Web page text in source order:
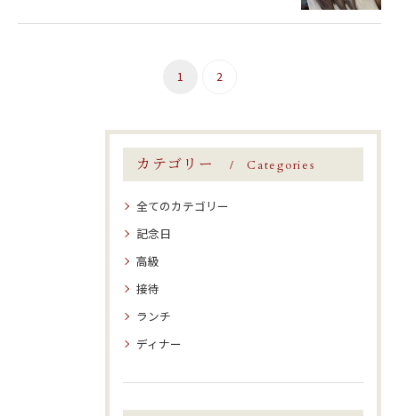
1 2
カテゴリー Categories
全てのカテゴリー
記念日
高級
接待
ランチ
ディナー